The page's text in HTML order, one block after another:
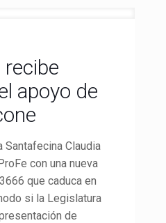
recibe
apoyo de
Santafecina Claudia
con una nueva
que caduca en
si la Legislatura
de